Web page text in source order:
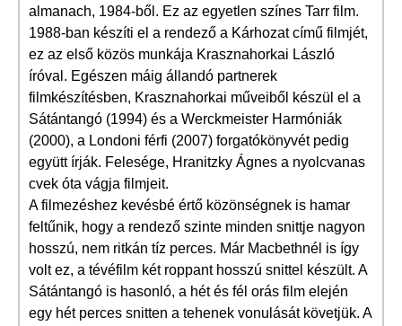
almanach, 1984-ből. Ez az egyetlen színes Tarr film.
1988-ban készíti el a rendező a Kárhozat című filmjét,
ez az első közös munkája Krasznahorkai László
íróval. Egészen máig állandó partnerek
filmkészítésben, Krasznahorkai műveiből készül el a
Sátántangó (1994) és a Werckmeister Harmóniák
(2000), a Londoni férfi (2007) forgatókönyvét pedig
együtt írják. Felesége, Hranitzky Ágnes a nyolcvanas
cvek óta vágja filmjeit.
A filmezéshez kevésbé értő közönségnek is hamar
feltűnik, hogy a rendező szinte minden snittje nagyon
hosszú, nem ritkán tíz perces. Már Macbethnél is így
volt ez, a tévéfilm két roppant hosszú snittel készült. A
Sátántangó is hasonló, a hét és fél orás film elején
egy hét perces snitten a tehenek vonulását követjük. A